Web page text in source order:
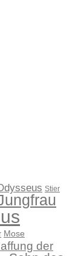
Stier
Mose
der